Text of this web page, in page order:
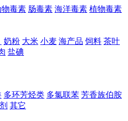
物毒素 肠毒素 海洋毒素 植物毒素
奶粉 大米 小麦 海产品 饲料 茶叶
盐碘
多环芳烃类 多氯联苯 芳香族伯胺
其它